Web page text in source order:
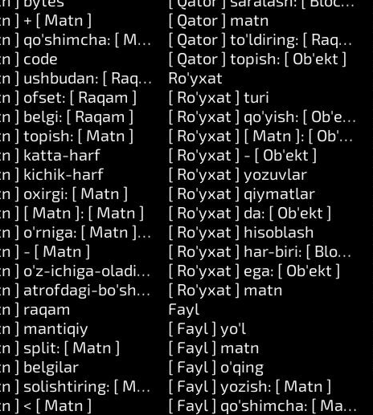
]
]
] + [ Matn ]
] qo'shimcha: [ Matn ]
] code
] ushbudan: [ Raqam ] boshlab: [ Raqam ]
] ofset: [ Raqam ]
] belgi: [ Raqam ]
] topish: [ Matn ]
] katta-harf
] kichik-harf
] oxirgi: [ Matn ]
] [ Matn ]: [ Matn ]
] o'rniga: [ Matn ] bilan: [ Matn ]
] - [ Matn ]
] o'z-ichiga-oladi: [ Matn ]
] atrofdagi-bo'shliqlarni-olib-tashlang
] raqam
] mantiqiy
] split: [ Matn ]
] belgilar
] solishtiring: [ Matn ]
] < [ Matn ]
[ Qator ] matn
[ Qator ] to'ldiring: [ Raqam ]
[ Qator ] topish: [ Ob'ekt ]
Ro'yxat
[ Ro'yxat ] turi
[ Ro'yxat ] qo'yish: [ Ob'ekt ]
[ Ro'yxat ] [ Matn ]: [ Ob'ekt ]
[ Ro'yxat ] - [ Ob'ekt ]
[ Ro'yxat ] yozuvlar
[ Ro'yxat ] qiymatlar
[ Ro'yxat ] da: [ Ob'ekt ]
[ Ro'yxat ] hisoblash
[ Ro'yxat ] har-biri: [ Block ]
[ Ro'yxat ] ega: [ Ob'ekt ]
[ Ro'yxat ] matn
Fayl
[ Fayl ] yo'l
[ Fayl ] matn
[ Fayl ] o'qing
[ Fayl ] yozish: [ Matn ]
[ Fayl ] qo'shimcha: [ Matn ]